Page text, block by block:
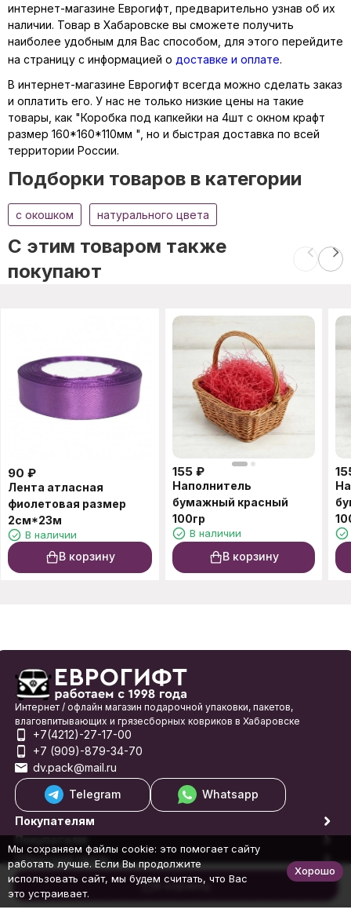
В корзину
интернет-магазине Еврогифт, предварительно узнав об их
наличии. Товар в Хабаровске вы сможете получить
наиболее удобным для Вас способом, для этого перейдите
на страницу с информацией о доставке и оплате.
В интернет-магазине Еврогифт всегда можно сделать заказ
и оплатить его. У нас не только низкие цены на такие
товары, как "Коробка под капкейки на 4шт с окном крафт
размер 160*160*110мм ", но и быстрая доставка по всей
территории России.
Подборки товаров в категории
c окошком натурального цвета
C этим товаром также
покупают
90 ₽
Лента атласная
фиолетовая размер
2см*23м
В наличии
В корзину
155 ₽
Наполнитель
бумажный красный
100гр
В наличии
В корзину
Интернет / офлайн магазин подарочной упаковки, пакетов,
влаговпитывающих и грязесборных ковриков в Хабаровске
+7(4212)-27-17-00
+7 (909)-879-34-70
dv.pack@mail.ru
Telegram
Whatsapp
Покупателям
Покупателю
Обратная связь
© 1998-2026 Еврогифт
Мы сохраняем файлы cookie: это помогает сайту
работать лучше. Если Вы продолжите
использовать сайт, мы будем считать, что Вас
это устраивает.
Хорошо